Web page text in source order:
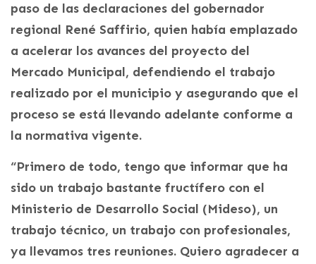
paso de las declaraciones del gobernador
regional René Saffirio, quien había emplazado
a acelerar los avances del proyecto del
Mercado Municipal, defendiendo el trabajo
realizado por el municipio y asegurando que el
proceso se está llevando adelante conforme a
la normativa vigente.
“Primero de todo, tengo que informar que ha
sido un trabajo bastante fructífero con el
Ministerio de Desarrollo Social (Mideso), un
trabajo técnico, un trabajo con profesionales,
ya llevamos tres reuniones. Quiero agradecer a